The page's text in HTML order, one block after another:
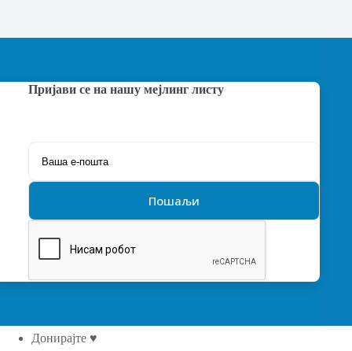
Пријави се на нашу мејлинг листу
Донирајте ♥